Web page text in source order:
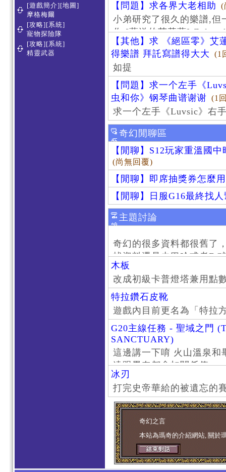
[遊戲簡介][地圖]
摩格梅爾
[攻略][系統]
寵物探險隊
[攻略][系統]
精靈武器
【問題】求各界大老相助
(
小弟研究了很久的樂譜,但
作 [葬送的芙莉蓮]-
【其他】求 《絕區零》艾
得樂譜 拜託寫譜得大大
(1
如提
【問題】求一个左手《
虫和你》钢琴曲谱谢谢 (1
求一个左手《Luvsic》右
奇幻閒聊區
【閒聊】S12玩家重溫國
(尚無回覆)
【閒聊】即席抽獎券怎麼
【閒聊】日服G16最終找
主題討論
奇幻的很多資料都很舊了
找資料還是去巴哈或者
了。
木板
改成初級卡普燈塔兼用點
特拉鑽石皮靴
遊戲內目前更名為「特拉
G20主線任務 - 聖域之門
SANCTUARY)
這邊講一下唷 火山溫泉
遠跟畢奈都會扣關係值
冰刃
打完史帝華給的被遺忘的
奇幻之言
本站為瑪奇的介紹網站, 關於